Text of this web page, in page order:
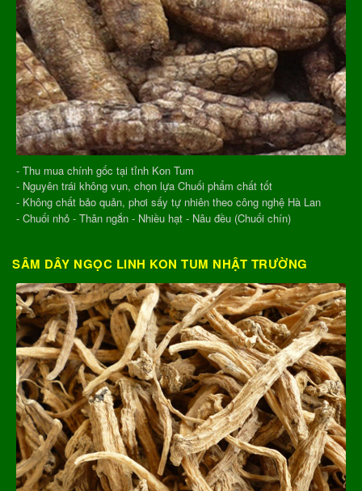
- Thu mua chính gốc tại tỉnh Kon Tum
- Nguyên trái không vụn, chọn lựa Chuối phẩm chất tốt
- Không chất bảo quản, phơi sấy tự nhiên theo công nghệ Hà Lan
- Chuối nhỏ - Thân ngắn - Nhiều hạt - Nâu đều (Chuối chín)
SÂM DÂY NGỌC LINH KON TUM NHẬT TRƯỜNG